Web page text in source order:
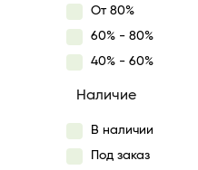
От 80%
60% - 80%
40% - 60%
Наличие
В наличии
Под заказ